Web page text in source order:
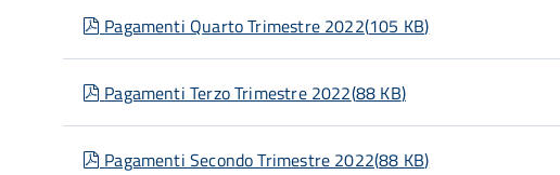
pdf
Pagamenti Quarto Trimestre 2022(105 KB)
pdf
Pagamenti Terzo Trimestre 2022(88 KB)
pdf
Pagamenti Secondo Trimestre 2022(88 KB)